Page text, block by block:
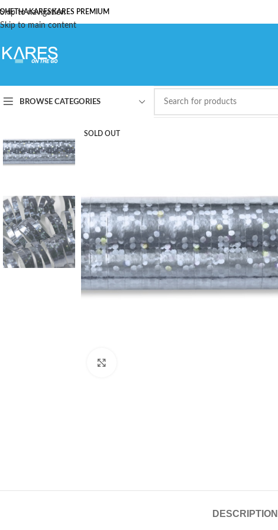
Skip to navigation
Skip to main content
KARESKARES PREMIUM
BROWSE CATEGORIES
SOLD OUT
DESCRIPTION